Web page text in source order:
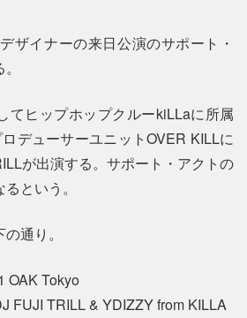
ザイナーの来日公演のサポート・
てヒップホップクルーkiLLaに所属
デューサーユニットOVER KILLに
が出演する。サポート・アクトの
という。
通り。
OAK Tokyo
FUJI TRILL & YDIZZY from KILLA